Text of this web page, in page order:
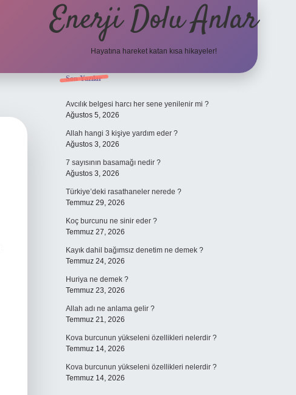
Enerji Dolu Anlar
Hayatına hareket katan kısa hikayeler!
Sidebar
Son Yazılar
Avcılık belgesi harcı her sene yenilenir mi ?
Ağustos 5, 2026
Allah hangi 3 kişiye yardım eder ?
Ağustos 3, 2026
7 sayısının basamağı nedir ?
Ağustos 3, 2026
Türkiye’deki rasathaneler nerede ?
Temmuz 29, 2026
Koç burcunu ne sinir eder ?
Temmuz 27, 2026
Kayık dahil bağımsız denetim ne demek ?
Temmuz 24, 2026
Huriya ne demek ?
Temmuz 23, 2026
Allah adı ne anlama gelir ?
Temmuz 21, 2026
Kova burcunun yükseleni özellikleri nelerdir ?
Temmuz 14, 2026
Kova burcunun yükseleni özellikleri nelerdir ?
Temmuz 14, 2026